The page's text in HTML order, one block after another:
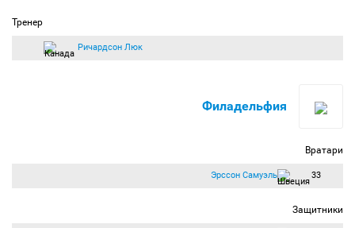
Тренер
Ричардсон Люк
Филадельфия
Вратари
Эрссон Самуэль 33
Защитники